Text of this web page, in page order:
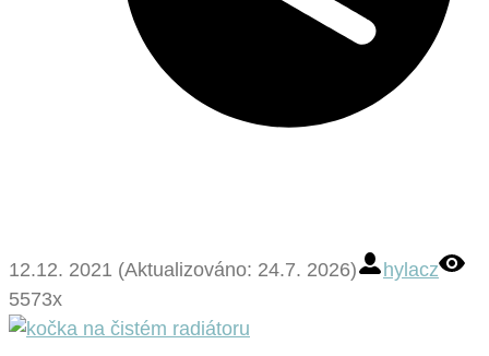
12.12. 2021 (Aktualizováno: 24.7. 2026)
hylacz
5573x